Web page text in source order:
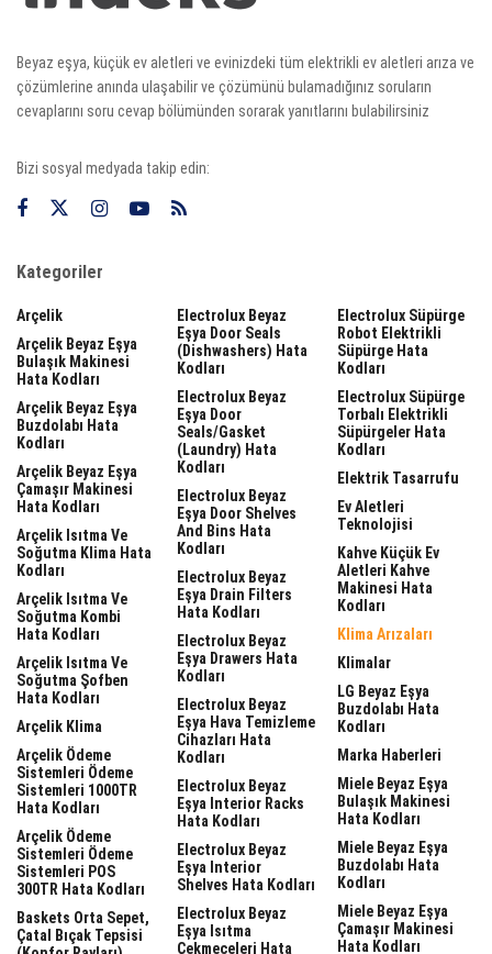
Beyaz eşya, küçük ev aletleri ve evinizdeki tüm elektrikli ev aletleri arıza ve
çözümlerine anında ulaşabilir ve çözümünü bulamadığınız soruların
cevaplarını soru cevap bölümünden sorarak yanıtlarını bulabilirsiniz
Bizi sosyal medyada takip edin:
Kategoriler
Arçelik
Arçelik Beyaz Eşya
Bulaşık Makinesi
Hata Kodları
Arçelik Beyaz Eşya
Buzdolabı Hata
Kodları
Arçelik Beyaz Eşya
Çamaşır Makinesi
Hata Kodları
Arçelik Isıtma Ve
Soğutma Klima Hata
Kodları
Arçelik Isıtma Ve
Soğutma Kombi
Hata Kodları
Arçelik Isıtma Ve
Soğutma Şofben
Hata Kodları
Arçelik Klima
Arçelik Ödeme
Sistemleri Ödeme
Sistemleri 1000TR
Hata Kodları
Arçelik Ödeme
Sistemleri Ödeme
Sistemleri POS
300TR Hata Kodları
Baskets Orta Sepet,
Çatal Bıçak Tepsisi
Electrolux Beyaz
Eşya Door Seals
(dishwashers) Hata
Kodları
Electrolux Beyaz
Eşya Door
Seals/gasket
(laundry) Hata
Kodları
Electrolux Beyaz
Eşya Door Shelves
And Bins Hata
Kodları
Electrolux Beyaz
Eşya Drain Filters
Hata Kodları
Electrolux Beyaz
Eşya Drawers Hata
Kodları
Electrolux Beyaz
Eşya Hava Temizleme
Cihazları Hata
Kodları
Electrolux Beyaz
Eşya Interior Racks
Hata Kodları
Electrolux Beyaz
Eşya Interior
Shelves Hata Kodları
Electrolux Beyaz
Eşya Isıtma
Çekmeceleri Hata
Electrolux Süpürge
Robot Elektrikli
Süpürge Hata
Kodları
Electrolux Süpürge
Torbalı Elektrikli
Süpürgeler Hata
Kodları
Elektrik Tasarrufu
Ev Aletleri
Teknolojisi
Kahve Küçük Ev
Aletleri Kahve
Makinesi Hata
Kodları
Klima Arızaları
Klimalar
LG Beyaz Eşya
Buzdolabı Hata
Kodları
Marka Haberleri
Miele Beyaz Eşya
Bulaşık Makinesi
Hata Kodları
Miele Beyaz Eşya
Buzdolabı Hata
Kodları
Miele Beyaz Eşya
Çamaşır Makinesi
Hata Kodları